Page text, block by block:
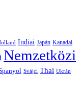
Indiai Japán Kanadai
Nemzetközi
Svájci Thai Ukrán